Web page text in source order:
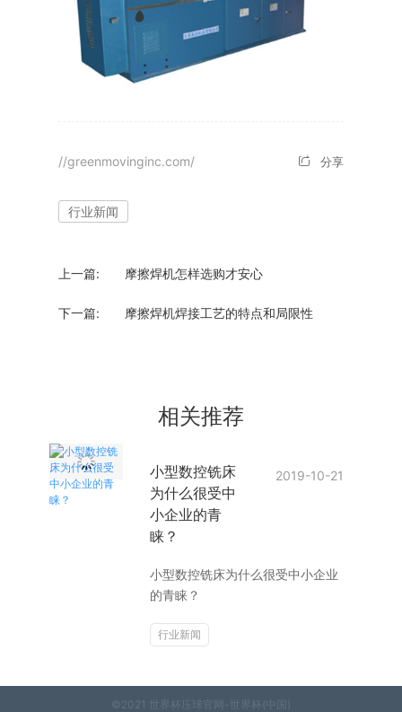
//greenmovinginc.com/ 分享
行业新闻
上一篇: 摩擦焊机怎样选购才安心
下一篇: 摩擦焊机焊接工艺的特点和局限性
相关推荐
小型数控铣床
为什么很受中
小企业的青
睐？
2019-10-21
小型数控铣床为什么很受中小企业
的青睐？
行业新闻
©2021 世界杯压球官网-世界杯(中国)